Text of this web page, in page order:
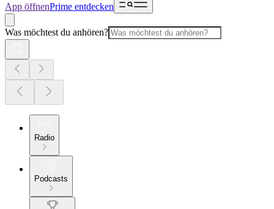
App öffnenPrime entdecken
Was möchtest du anhören?
Radio
Podcasts